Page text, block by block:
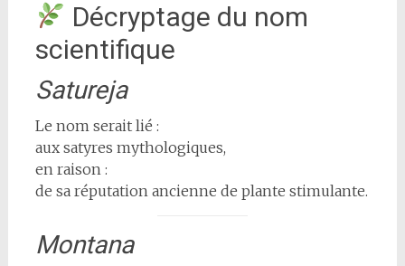
Décryptage du nom
scientifique
Satureja
Le nom serait lié :
aux satyres mythologiques,
en raison :
de sa réputation ancienne de plante stimulante.
Montana